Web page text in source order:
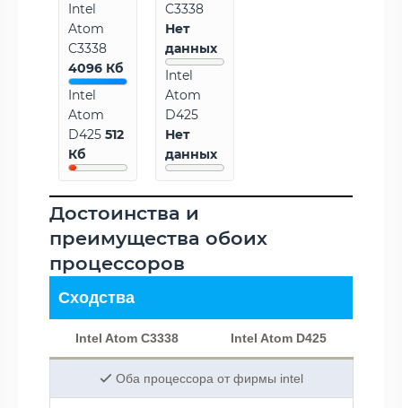
Intel
Atom
C3338
4096 Кб
Intel
Atom
D425 512
Кб
C3338
Нет
данных
Intel
Atom
D425
Нет
данных
Достоинства и
преимущества обоих
процессоров
Сходства
Intel Atom C3338 Intel Atom D425
Оба процессора от фирмы intel